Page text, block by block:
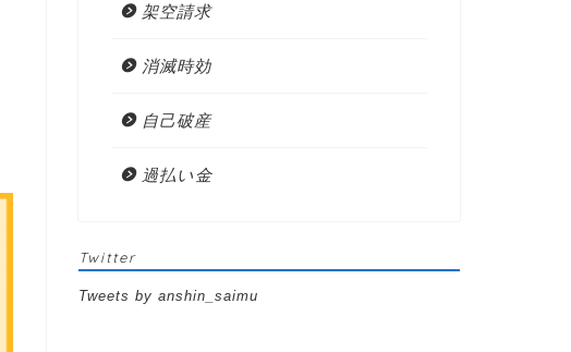
架空請求
消滅時効
自己破産
過払い金
Twitter
Tweets by anshin_saimu